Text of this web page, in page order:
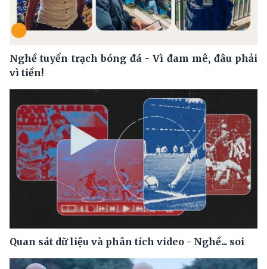
Nghề tuyển trạch bóng đá - Vì đam mê, đâu phải
vì tiền!
Quan sát dữ liệu và phân tích video - Nghề... soi